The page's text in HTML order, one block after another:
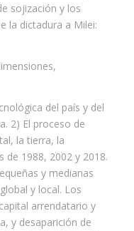
sojización y los
la dictadura a Milei:
del país y del
2) El proceso de
la tierra, la
de 1988, 2002 y 2018.
y medianas
y local. Los
arrendatario y
y desaparición de